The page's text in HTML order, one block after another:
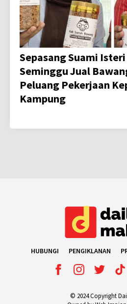
Sepasang Suami
Seminggu Jual
Peluang Pekerjaan
Kampung
HUBUNGI PENGIKLANAN
© 2024 Copyright